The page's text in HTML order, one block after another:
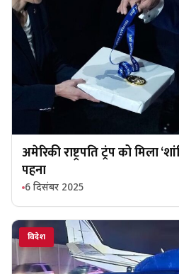
अमेरिकी राष्ट्रपति ट्रंप को मिला
पहना
6 दिसंबर 2025
विदेश